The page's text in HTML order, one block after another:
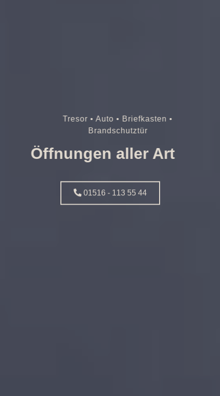
Tresor • Auto • Briefkasten •
Brandschutztür
Öffnungen aller Art
01516 - 113 55 44